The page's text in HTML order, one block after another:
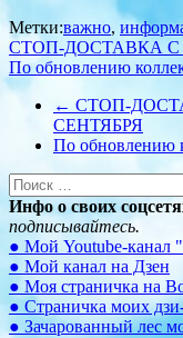
Метки:важно,
Навигация
по
записям
СТОП-ДОСТАВКА С
По обновлению
← СТОП-
СЕНТЯБРЯ
По обновлению
Инфо о своих
подписывайтесь.
● Мой Youtube-канал
● Мой канал на Дзен
● Моя страничка на
● Страничка моих
● Зачарованный лес